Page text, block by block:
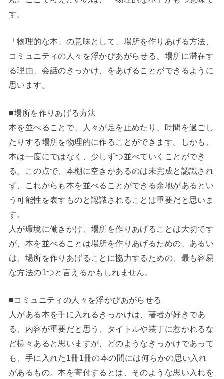
す。
「物理的な本」の意味として、場所を作りあげる方法、
コミュニティの人々を浮かびあがらせる、場所に滞在す
る理由、会話のきっかけ、をあげることができるように
思います。
■場所を作りあげる方法
本を並べることで、人々が足を止めたり、時間を過ごし
たりする場所を物理的に作ることができます。しかも、
本は一度にではなく、少しずつ並べていくことができ
る。この点で、本棚に空きがあるのは未完成と認識され
ず、これからも本を並べることができる余地があるとい
う可能性を表すものと認識されることは重要だと思いま
す。
人が環境に働きかけ、場所を作りあげることは大切です
が、本を並べることは場所を作りあげるための、あるい
は、場所を作りあげることに協力するための、最も容易
な方法の1つと言えるかもしれません。
■コミュニティの人々を浮かびあがらせる
人がある本を手に入れるきっかけは、著者が好きであ
る、内容が重要だと思う、タイトルや装丁に惹かれるな
ど様々あると思いますが、どのようなきっかけであって
も、手に入れた1冊1冊の本の間には何らかの思い入れ
があるもの。本を寄付するとは、そのような思い入れを